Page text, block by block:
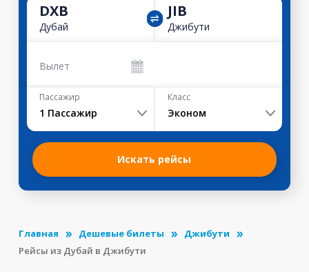
DXB
Дубай
JIB
Джибути
Вылет
Пассажир
1 Пассажир
Класс
Эконом
Искать рейсы
Главная Дешевые билеты
Джибути
Рейсы из Дубай в Джибути